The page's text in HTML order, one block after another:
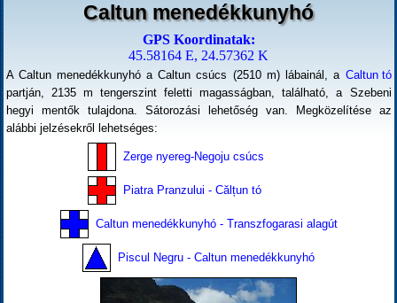
Caltun menedékkunyhó
GPS Koordinatak:
45.58164 E, 24.57362 K
A Caltun menedékkunyhó a Caltun csúcs (2510 m) lábainál, a Caltun tó
partján, 2135 m tengerszint feletti magasságban, található, a Szebeni
hegyi mentők tulajdona. Sátorozási lehetőség van. Megközelítése az
alábbi jelzésekről lehetséges:
Zerge nyereg-Negoju csúcs
Piatra Pranzului - Călțun tó
Caltun menedékkunyhó - Transzfogarasi alagút
Piscul Negru - Caltun menedékkunyhó